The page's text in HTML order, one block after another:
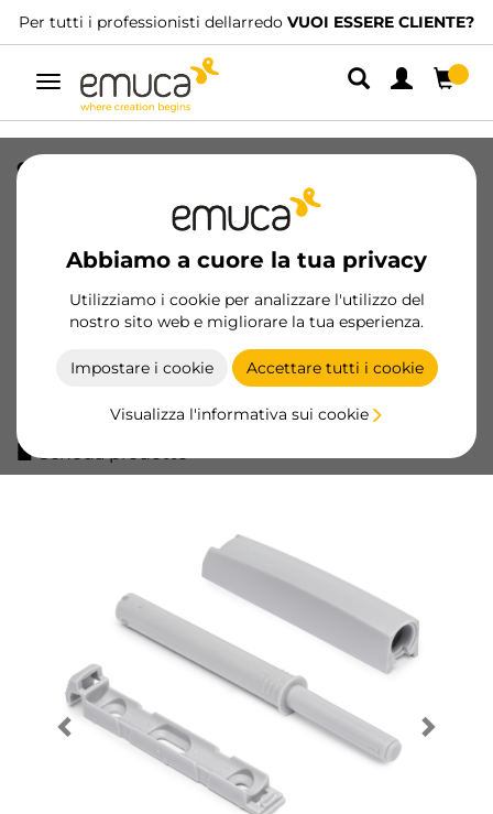
Per tutti i professionisti dellarredo VUOI ESSERE CLIENTE?
Navigazione
Abbiamo a cuore la tua privacy
Utilizziamo i cookie per analizzare l'utilizzo del
nostro sito web e migliorare la tua esperienza.
Impostare i cookie Accettare tutti i cookie
Visualizza l'informativa sui cookie
chiusura da avvitare al mobile con
regolazione Push Lite e posizionatore
di montaggio, lunghezza 80 mm,
Ammortizzatore, Tecnoplastica, Grigia
1900621 / 8432393320595
Scheda prodotto